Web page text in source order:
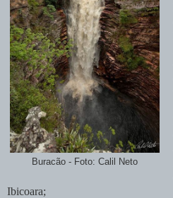
Buracão - Foto: Calil Neto
Ibicoara;